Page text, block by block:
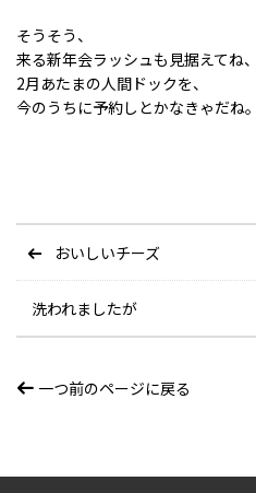
そうそう、
来る新年会ラッシュも見据えてね、
2月あたまの人間ドックを、
今のうちに予約しとかなきゃだね。
おいしいチーズ
洗われましたが
一つ前のページに戻る